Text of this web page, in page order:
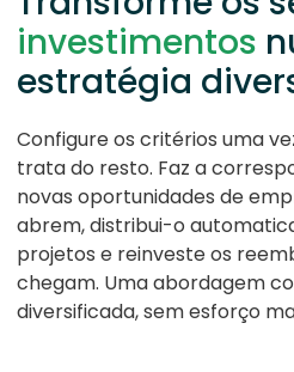
investimentos
estratégia
Configure os critérios uma
trata do resto. Faz a
novas oportunidades de
abrem, distribui-o
projetos e reinveste os
chegam. Uma abordagem
diversificada, sem esforço